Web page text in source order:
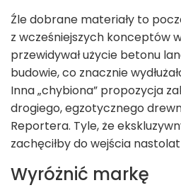
Źle dobrane materiały to
z wcześniejszych konceptów
przewidywał użycie betonu
budowie, co znacznie
Inna „chybiona” propozycja
drogiego, egzotycznego
Reportera. Tyle, że
zachęciłby do wejścia
Wyróżnić markę